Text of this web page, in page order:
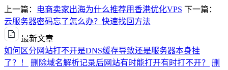
上一篇： 电商卖家出海为什么推荐用香港优化VPS 下一篇：
云服务器密码忘了怎么办？快速找回方法
最新文章
如何区分网站打不开是DNS缓存导致还是服务器本身挂
了？！
删除域名解析记录后网站有时能打开有时打不开？
删